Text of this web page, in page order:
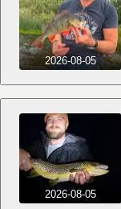
2026-08-05
2026-08-05